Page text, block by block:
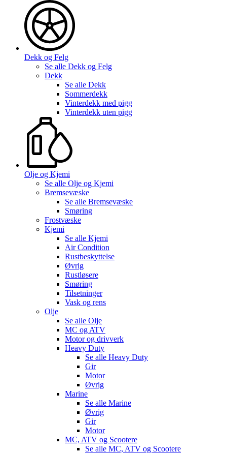
Dekk og Felg
Se alle Dekk og Felg
Dekk
Se alle Dekk
Sommerdekk
Vinterdekk med pigg
Vinterdekk uten pigg
Olje og Kjemi
Se alle Olje og Kjemi
Bremsevæske
Se alle Bremsevæske
Smøring
Frostvæske
Kjemi
Se alle Kjemi
Air Condition
Rustbeskyttelse
Øvrig
Rustløsere
Smøring
Tilsetninger
Vask og rens
Olje
Se alle Olje
MC og ATV
Motor og drivverk
Heavy Duty
Se alle Heavy Duty
Gir
Motor
Øvrig
Marine
Se alle Marine
Øvrig
Gir
Motor
MC, ATV og Scootere
Se alle MC, ATV og Scootere